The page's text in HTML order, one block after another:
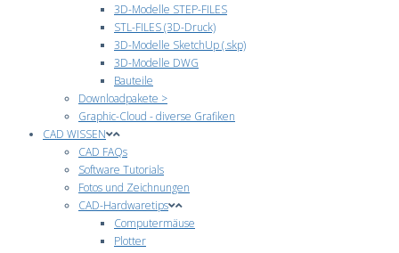
3D-Modelle STEP-FILES
STL-FILES (3D-Druck)
3D-Modelle SketchUp (.skp)
3D-Modelle DWG
Bauteile
Downloadpakete >
Graphic-Cloud - diverse Grafiken
CAD WISSEN
CAD FAQs
Software Tutorials
Fotos und Zeichnungen
CAD-Hardwaretips
Computermäuse
Plotter